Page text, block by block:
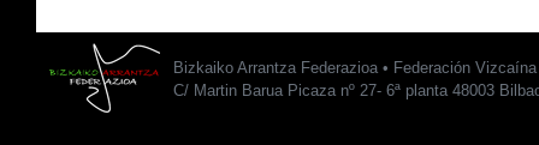
Bizkaiko Arrantza Federazioa • Federación
C/ Martin Barua Picaza nº 27- 6ª planta 48003